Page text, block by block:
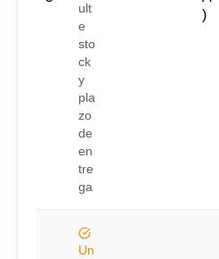
ult
e
sto
ck
y
pla
zo
de
en
tre
ga
)
Un